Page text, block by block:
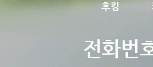
후킹
전화번